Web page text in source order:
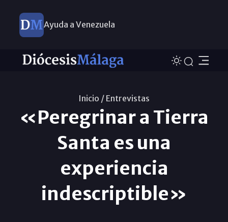
Ayuda a Venezuela
Inicio / Entrevistas
«Peregrinar a Tierra
Santa es una
experiencia
indescriptible»